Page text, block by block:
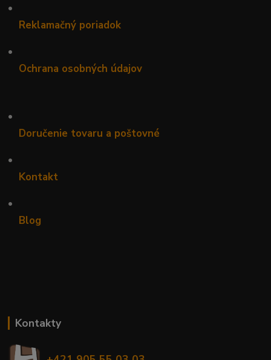
•
Reklamačný poriadok
•
Ochrana osobných údajov
•
Doručenie tovaru a poštovné
•
Kontakt
•
Blog
Kontakty